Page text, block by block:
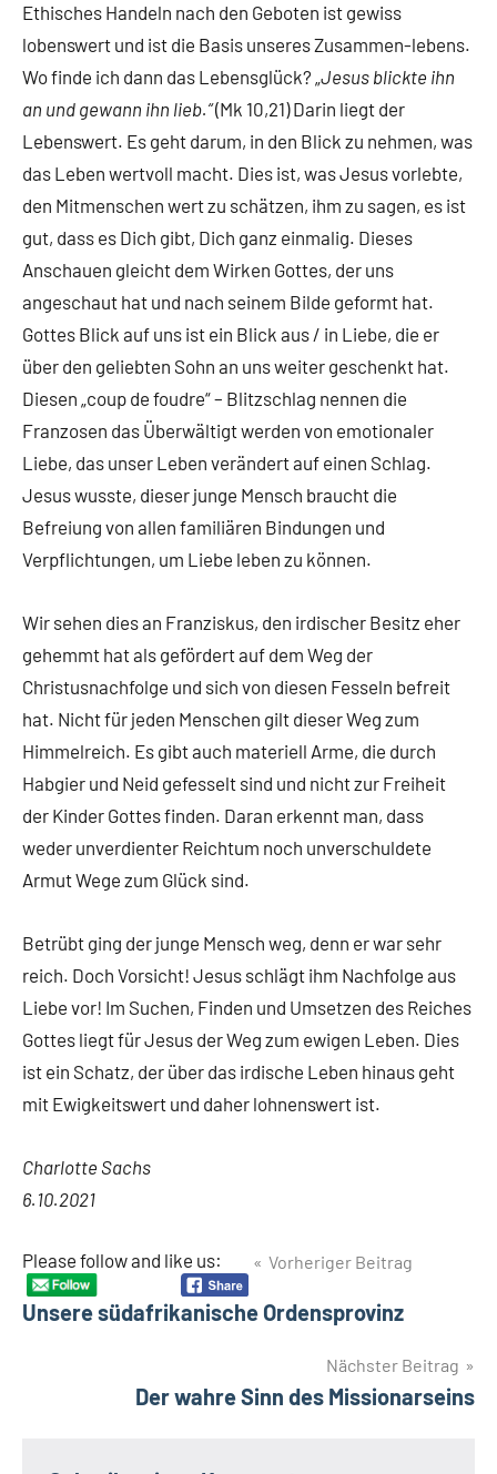
Ethisches Handeln nach den Geboten ist gewiss
lobenswert und ist die Basis unseres Zusammen-lebens.
Wo finde ich dann das Lebensglück? „Jesus blickte ihn
an und gewann ihn lieb.“(Mk 10,21) Darin liegt der
Lebenswert. Es geht darum, in den Blick zu nehmen, was
das Leben wertvoll macht. Dies ist, was Jesus vorlebte,
den Mitmenschen wert zu schätzen, ihm zu sagen, es ist
gut, dass es Dich gibt, Dich ganz einmalig. Dieses
Anschauen gleicht dem Wirken Gottes, der uns
angeschaut hat und nach seinem Bilde geformt hat.
Gottes Blick auf uns ist ein Blick aus / in Liebe, die er
über den geliebten Sohn an uns weiter geschenkt hat.
Diesen „coup de foudre“ – Blitzschlag nennen die
Franzosen das Überwältigt werden von emotionaler
Liebe, das unser Leben verändert auf einen Schlag.
Jesus wusste, dieser junge Mensch braucht die
Befreiung von allen familiären Bindungen und
Verpflichtungen, um Liebe leben zu können.
Wir sehen dies an Franziskus, den irdischer Besitz eher
gehemmt hat als gefördert auf dem Weg der
Christusnachfolge und sich von diesen Fesseln befreit
hat. Nicht für jeden Menschen gilt dieser Weg zum
Himmelreich. Es gibt auch materiell Arme, die durch
Habgier und Neid gefesselt sind und nicht zur Freiheit
der Kinder Gottes finden. Daran erkennt man, dass
weder unverdienter Reichtum noch unverschuldete
Armut Wege zum Glück sind.
Betrübt ging der junge Mensch weg, denn er war sehr
reich. Doch Vorsicht! Jesus schlägt ihm Nachfolge aus
Liebe vor! Im Suchen, Finden und Umsetzen des Reiches
Gottes liegt für Jesus der Weg zum ewigen Leben. Dies
ist ein Schatz, der über das irdische Leben hinaus geht
mit Ewigkeitswert und daher lohnenswert ist.
Charlotte Sachs
6.10.2021
Please follow and like us:
BeitragsnavigationVorheriger Beitrag
Unsere südafrikanische Ordensprovinz
Nächster Beitrag
Der wahre Sinn des Missionarseins